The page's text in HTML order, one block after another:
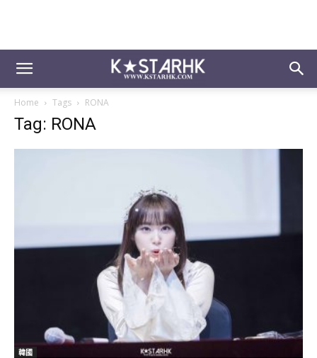
Home Tags RONA
Tag: RONA
韓國